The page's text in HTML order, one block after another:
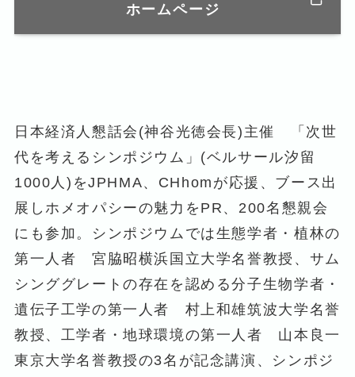
ホームページ
日本経済人懇話会(神谷光徳会長)主催 「次世
代を考えるシンポジウム」(ベルサール汐留
1000人)をJPHMA、CHhomが応援、ブース出
展しホメオパシーの魅力をPR、200名懇親会
にも参加。シンポジウムでは生態学者・植林の
第一人者 宮脇昭横浜国立大学名誉教授、サム
シンググレートの存在を認める分子生物学者・
遺伝子工学の第一人者 村上和雄筑波大学名誉
教授、工学者・地球環境の第一人者 山本良一
東京大学名誉教授の3名が記念講演、シンポジ